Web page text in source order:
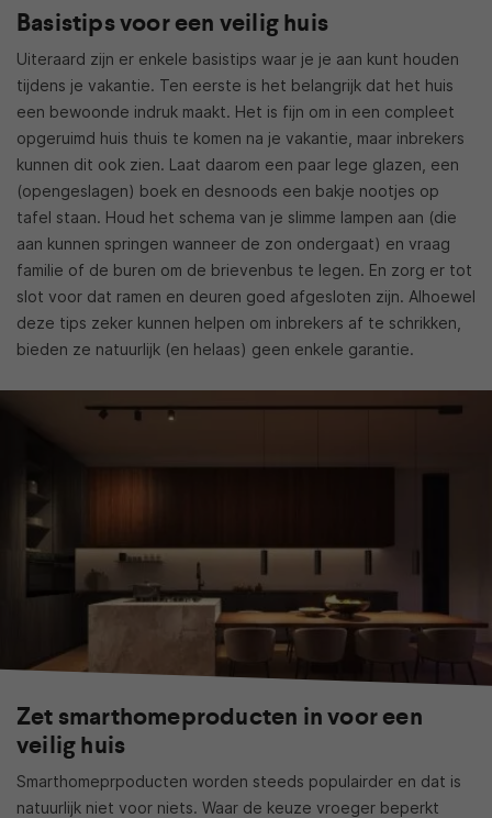
Basistips voor een veilig huis
Uiteraard zijn er enkele basistips waar je je aan kunt houden
tijdens je vakantie. Ten eerste is het belangrijk dat het huis
een bewoonde indruk maakt. Het is fijn om in een compleet
opgeruimd huis thuis te komen na je vakantie, maar inbrekers
kunnen dit ook zien. Laat daarom een paar lege glazen, een
(opengeslagen) boek en desnoods een bakje nootjes op
tafel staan. Houd het schema van je slimme lampen aan (die
aan kunnen springen wanneer de zon ondergaat) en vraag
familie of de buren om de brievenbus te legen. En zorg er tot
slot voor dat ramen en deuren goed afgesloten zijn. Alhoewel
deze tips zeker kunnen helpen om inbrekers af te schrikken,
bieden ze natuurlijk (en helaas) geen enkele garantie.
Zet smarthomeproducten in voor een
veilig huis
Smarthomeprpoducten worden steeds populairder en dat is
natuurlijk niet voor niets. Waar de keuze vroeger beperkt